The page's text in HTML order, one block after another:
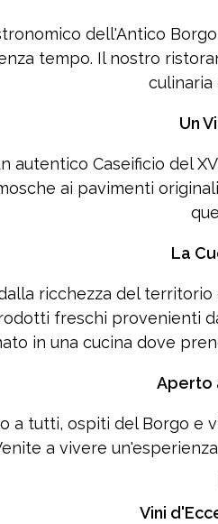
dell'Antico
tempo. Il nostro
culinaria
Un
autentico Caseificio del
ai pavimenti
La
ricchezza del
freschi provenienti
in una cucina dove
Aperto
a tutti, ospiti del Borgo e
a vivere
Vini